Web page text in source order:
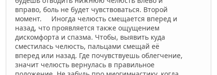
вправо, боль не будет чувствоваться. Второй
момент. Иногда челюсть смещается вперед и
назад, что проявляется также ощущением
дискомфорта и спазма. Чтобы, выявить куда
сместилась челюсть, пальцами смещай её
вперед или назад. Где почувствуешь облегчение,
значит челюсть вернулась в правильное